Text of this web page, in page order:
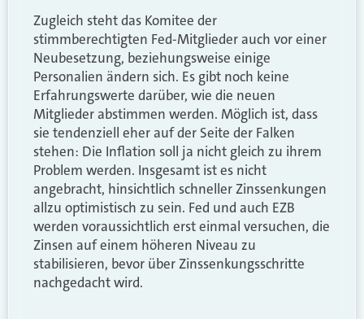
Zugleich steht das Komitee der
stimmberechtigten Fed-Mitglieder auch vor einer
Neubesetzung, beziehungsweise einige
Personalien ändern sich. Es gibt noch keine
Erfahrungswerte darüber, wie die neuen
Mitglieder abstimmen werden. Möglich ist, dass
sie tendenziell eher auf der Seite der Falken
stehen: Die Inflation soll ja nicht gleich zu ihrem
Problem werden. Insgesamt ist es nicht
angebracht, hinsichtlich schneller Zinssenkungen
allzu optimistisch zu sein. Fed und auch EZB
werden voraussichtlich erst einmal versuchen, die
Zinsen auf einem höheren Niveau zu
stabilisieren, bevor über Zinssenkungsschritte
nachgedacht wird.